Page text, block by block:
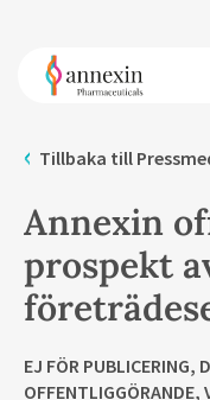
Tillbaka till
Annexin
prospekt
EJ FÖR PUBLICERING,
OFFENTLIGGÖRANDE,